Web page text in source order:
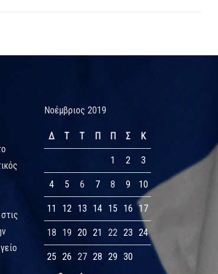
Νοέμβριος 2019
Δ Τ Τ Π Π Σ Κ
1 2 3
4 5 6 7 8 9 10
11 12 13 14 15 16 17
18 19 20 21 22 23 24
25 26 27 28 29 30